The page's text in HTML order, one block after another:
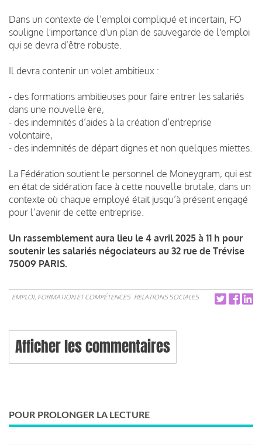
Dans un contexte de l’emploi compliqué et incertain, FO
souligne l'importance d'un plan de sauvegarde de l'emploi
qui se devra d’être robuste.
Il devra contenir un volet ambitieux :
- des formations ambitieuses pour faire entrer les salariés
dans une nouvelle ère,
- des indemnités d’aides à la création d’entreprise
volontaire,
- des indemnités de départ dignes et non quelques miettes.
La Fédération soutient le personnel de Moneygram, qui est
en état de sidération face à cette nouvelle brutale, dans un
contexte où chaque employé était jusqu’à présent engagé
pour l’avenir de cette entreprise.
Un rassemblement aura lieu le 4 avril 2025 à 11 h pour
soutenir les salariés négociateurs au 32 rue de Trévise
75009 PARIS.
EMPLOI, FORMATION ET COMPÉTENCES RELATIONS SOCIALES
Afficher les commentaires
POUR PROLONGER LA LECTURE